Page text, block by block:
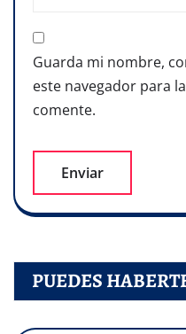
Guarda mi nombre,
este navegador para
comente.
PUEDES